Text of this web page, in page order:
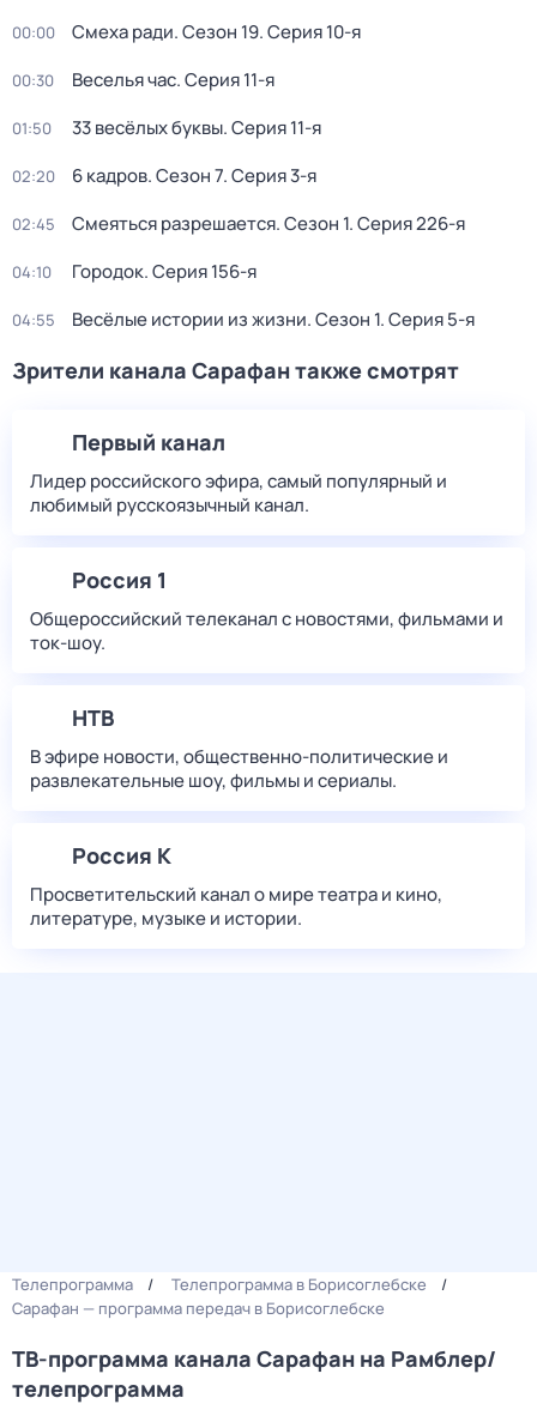
00:00 Смеха ради. Сезон 19. Серия 10-я
00:30 Веселья час. Серия 11-я
01:50 33 весёлых буквы. Серия 11-я
02:20 6 кадров. Сезон 7. Серия 3-я
02:45 Смеяться разрешается. Сезон 1. Серия 226-я
04:10 Городок. Серия 156-я
04:55 Весёлые истории из жизни. Сезон 1. Серия 5-я
Зрители канала Сарафан также смотрят
Первый канал
Лидер российского эфира, самый популярный и
любимый русскоязычный канал.
Россия 1
Общероссийский телеканал с новостями, фильмами и
ток-шоу.
НТВ
В эфире новости, общественно-политические и
развлекательные шоу, фильмы и сериалы.
Россия К
Просветительский канал о мире театра и кино,
литературе, музыке и истории.
Телепрограмма
Телепрограмма в Борисоглебске
Сарафан — программа передач в Борисоглебске
ТВ-программа канала Сарафан на Рамблер/
телепрограмма